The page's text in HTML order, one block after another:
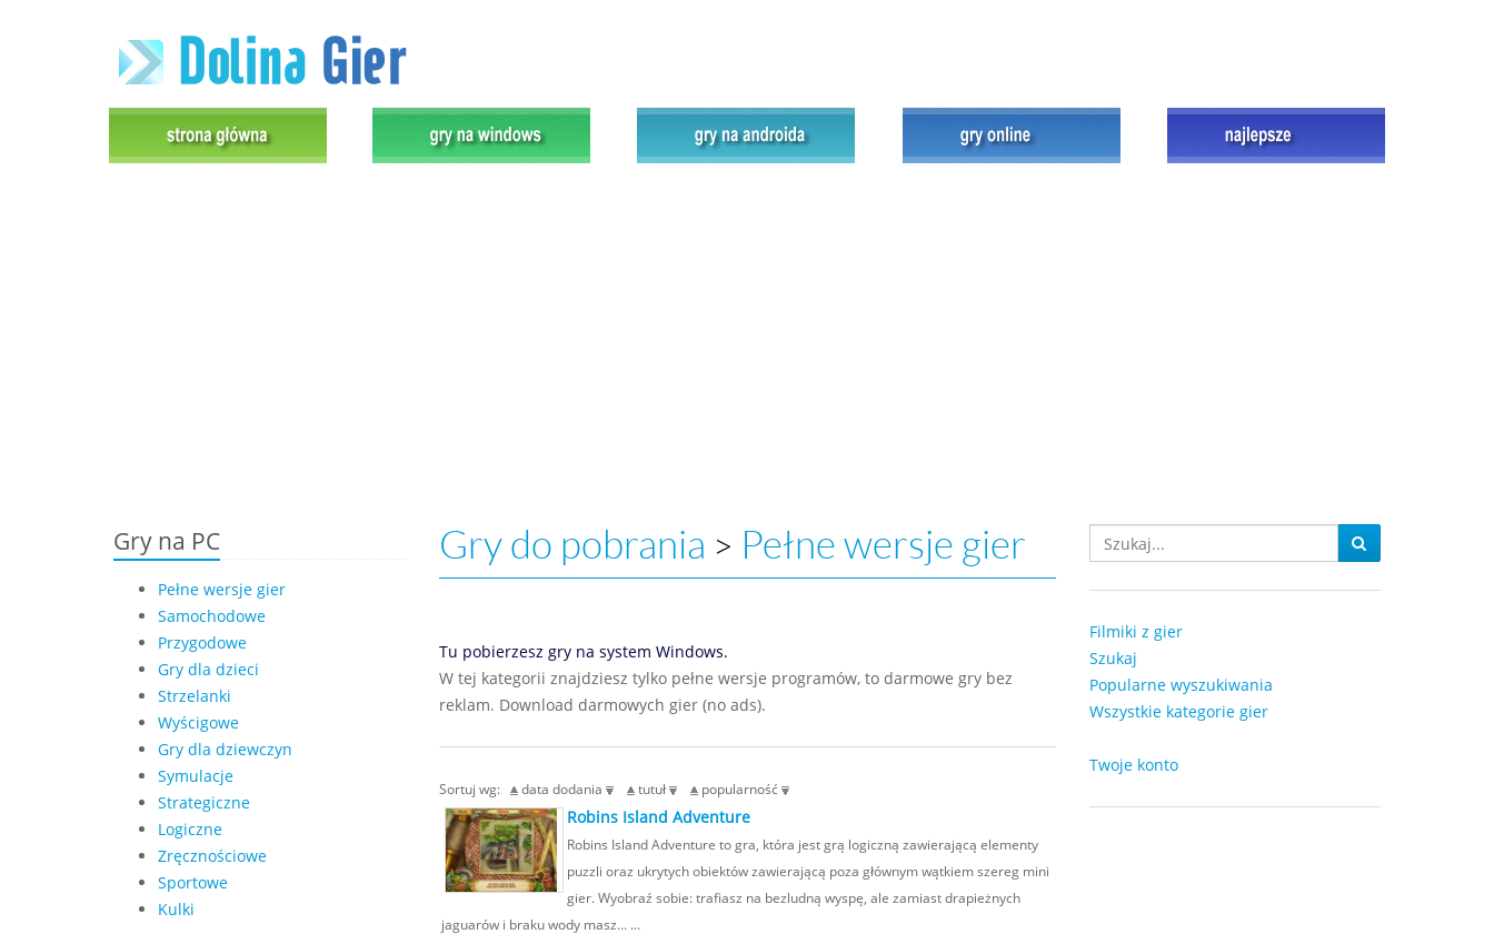
Gry na PC
Pełne wersje gier
Samochodowe
Przygodowe
Gry dla dzieci
Strzelanki
Wyścigowe
Gry dla dziewczyn
Symulacje
Strategiczne
Logiczne
Zręcznościowe
Sportowe
Kulki
Gry do pobrania > Pełne wersje gier
Tu pobierzesz gry na system Windows.
W tej kategorii znajdziesz tylko pełne wersje programów, to darmowe gry bez
reklam. Download darmowych gier (no ads).
Sortuj wg: data dodania tutuł popularność
Robins Island Adventure
Robins Island Adventure to gra, która jest grą logiczną zawierającą elementy
puzzli oraz ukrytych obiektów zawierającą poza głównym wątkiem szereg mini
gier. Wyobraź sobie: trafiasz na bezludną wyspę, ale zamiast drapieżnych
jaguarów i braku wody masz… ...
Filmiki z gier
Szukaj
Popularne wyszukiwania
Wszystkie kategorie gier
Twoje konto